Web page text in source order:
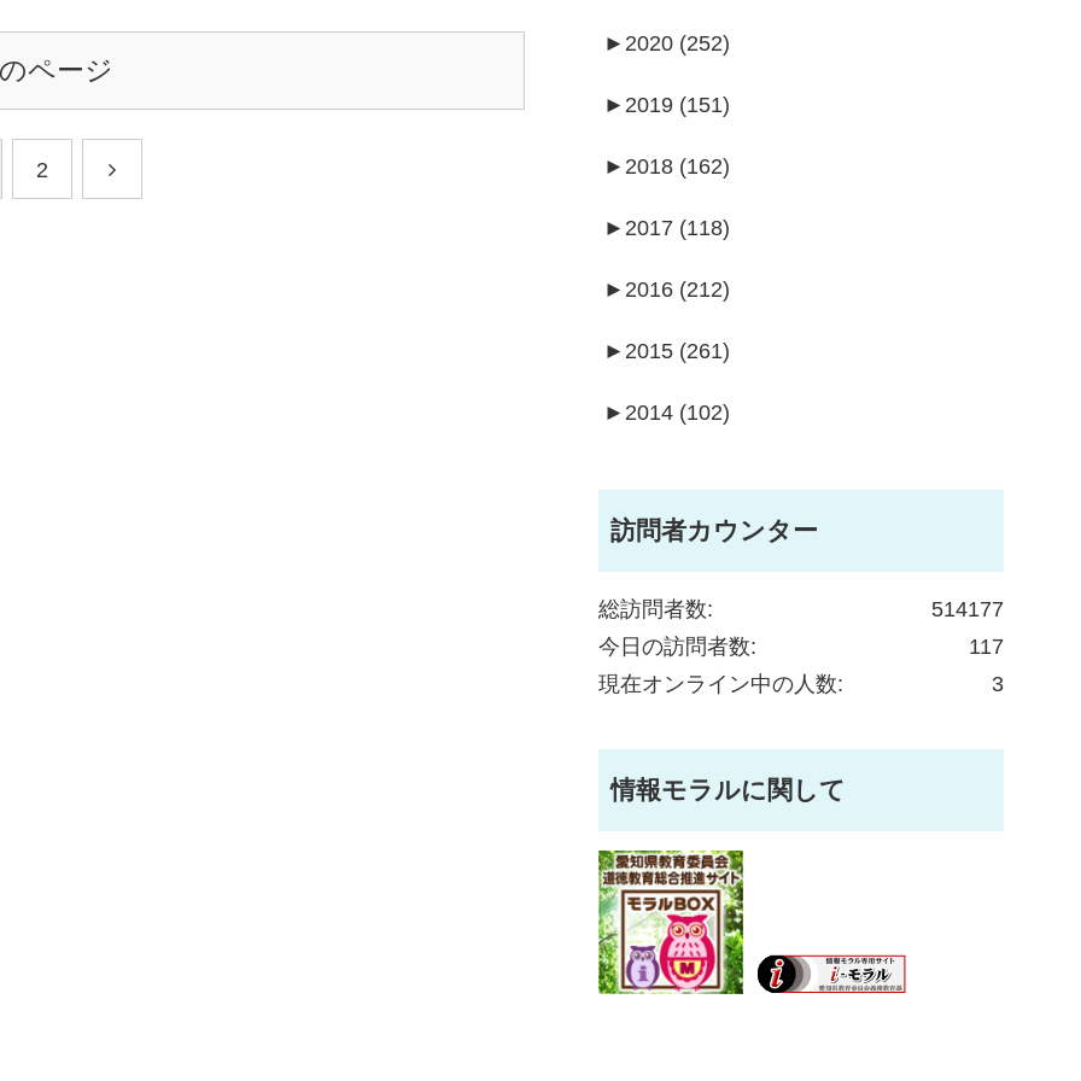
ページ
2
► 2020 (252)
► 2019 (151)
► 2018 (162)
► 2017 (118)
► 2016 (212)
► 2015 (261)
► 2014 (102)
訪問者カウンター
514177
総訪問者数:
117
今日の訪問者数:
3
現在オンライン中の人数:
情報モラルに関して